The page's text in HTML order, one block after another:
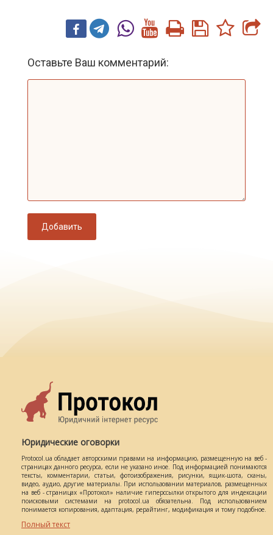
Оставьте Ваш комментарий:
Добавить
Юридические оговорки
Protocol.ua обладает авторскими правами на информацию, размещенную на веб -
страницах данного ресурса, если не указано иное. Под информацией понимаются
тексты, комментарии, статьи, фотоизображения, рисунки, ящик-шота, сканы,
видео, аудио, другие материалы. При использовании материалов, размещенных
на веб - страницах «Протокол» наличие гиперссылки открытого для индексации
поисковыми системами на protocol.ua обязательна. Под использованием
понимается копирования, адаптация, рерайтинг, модификация и тому подобное.
Полный текст